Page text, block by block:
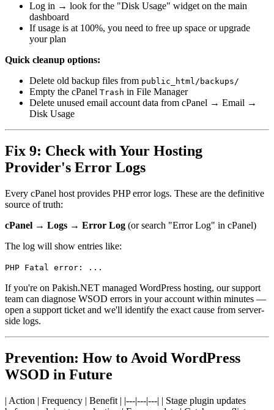
Log in → look for the "Disk Usage" widget on the main
dashboard
If usage is at 100%, you need to free up space or upgrade
your plan
Quick cleanup options:
Delete old backup files from public_html/backups/
Empty the cPanel Trash in File Manager
Delete unused email account data from cPanel → Email →
Disk Usage
Fix 9: Check with Your Hosting
Provider's Error Logs
Every cPanel host provides PHP error logs. These are the definitive
source of truth:
cPanel → Logs → Error Log (or search "Error Log" in cPanel)
The log will show entries like:
PHP Fatal error: ...
If you're on Pakish.NET managed WordPress hosting, our support
team can diagnose WSOD errors in your account within minutes —
open a support ticket and we'll identify the exact cause from server-
side logs.
Prevention: How to Avoid WordPress
WSOD in Future
| Action | Frequency | Benefit | |---|---|---| | Stage plugin updates